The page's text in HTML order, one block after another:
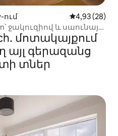
ում Միջին
4,93 (28)
ջակուզիով և սաունայի
մոտակայքում
այլ գերազանց
տներ
տները